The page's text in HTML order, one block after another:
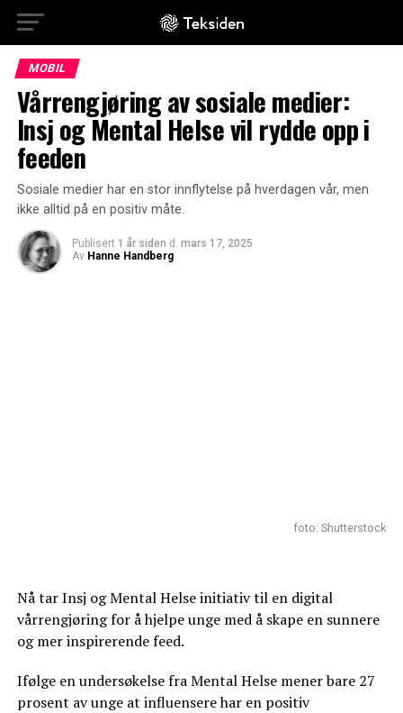
MOBIL
Vårrengjøring av sosiale medier:
Insj og Mental Helse vil rydde opp i
feeden
Sosiale medier har en stor innflytelse på hverdagen vår, men
ikke alltid på en positiv måte.
Publisert 1 år siden d. mars 17, 2025
Av Hanne Handberg
foto: Shutterstock
Nå tar Insj og Mental Helse initiativ til en digital
vårrengjøring for å hjelpe unge med å skape en sunnere
og mer inspirerende feed.
Ifølge en undersøkelse fra Mental Helse mener bare 27
prosent av unge at influensere har en positiv